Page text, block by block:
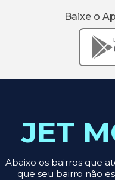
Baixe o
JET
Abaixo os bairros que
que seu bairro não